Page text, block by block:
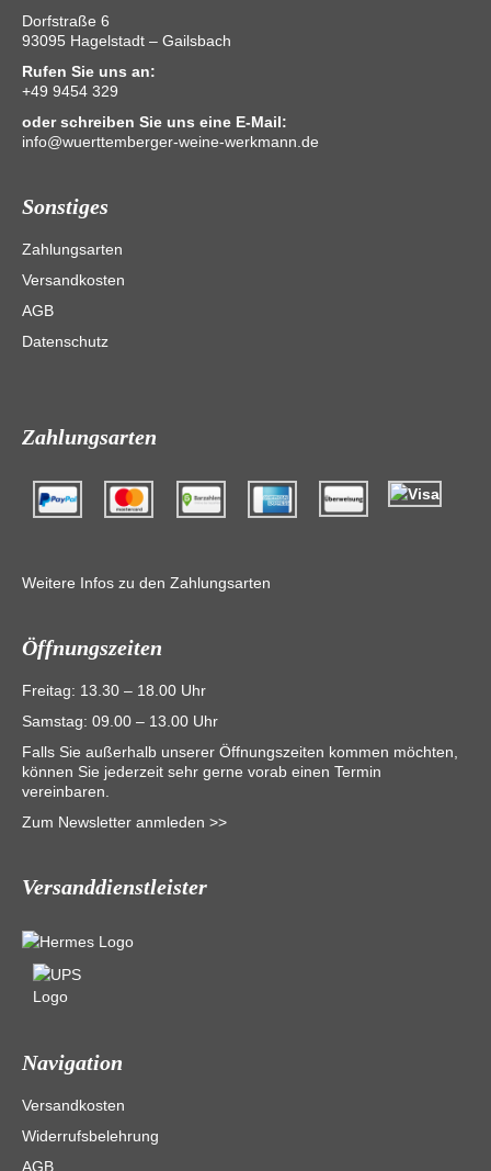
Dorfstraße 6
93095 Hagelstadt – Gailsbach
Rufen Sie uns an:
+49 9454 329
oder schreiben Sie uns eine E-Mail:
info@wuerttemberger-weine-werkmann.de
Sonstiges
Zahlungsarten
Versandkosten
AGB
Datenschutz
Zahlungsarten
Weitere Infos zu den Zahlungsarten
Öffnungszeiten
Freitag: 13.30 – 18.00 Uhr
Samstag: 09.00 – 13.00 Uhr
Falls Sie außerhalb unserer Öffnungszeiten kommen möchten,
können Sie jederzeit sehr gerne vorab einen Termin
vereinbaren.
Zum Newsletter anmleden >>
Versanddienstleister
Navigation
Versandkosten
Widerrufsbelehrung
AGB